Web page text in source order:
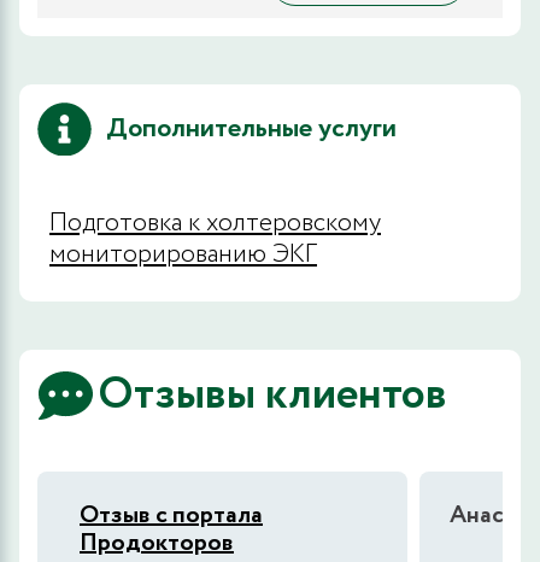
Дополнительные услуги
Подготовка к холтеровскому
мониторированию ЭКГ
Отзывы клиентов
Отзыв с портала
Продокторов